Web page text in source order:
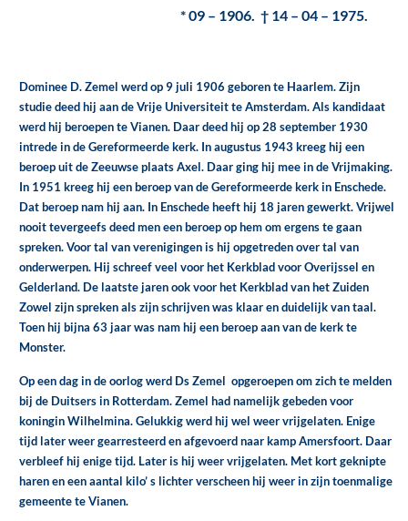
* 09 – 1906. † 14 – 04 – 1975.
Dominee D. Zemel werd op 9 juli 1906 geboren te Haarlem. Zijn
studie deed hij aan de Vrije Universiteit te Amsterdam. Als kandidaat
werd hij beroepen te Vianen. Daar deed hij op 28 september 1930
intrede in de Gereformeerde kerk. In augustus 1943 kreeg hij een
beroep uit de Zeeuwse plaats Axel. Daar ging hij mee in de Vrijmaking.
In 1951 kreeg hij een beroep van de Gereformeerde kerk in Enschede.
Dat beroep nam hij aan. In Enschede heeft hij 18 jaren gewerkt. Vrijwel
nooit tevergeefs deed men een beroep op hem om ergens te gaan
spreken. Voor tal van verenigingen is hij opgetreden over tal van
onderwerpen. Hij schreef veel voor het Kerkblad voor Overijssel en
Gelderland. De laatste jaren ook voor het Kerkblad van het Zuiden
Zowel zijn spreken als zijn schrijven was klaar en duidelijk van taal.
Toen hij bijna 63 jaar was nam hij een beroep aan van de kerk te
Monster.
Op een dag in de oorlog werd Ds Zemel opgeroepen om zich te melden
bij de Duitsers in Rotterdam. Zemel had namelijk gebeden voor
koningin Wilhelmina. Gelukkig werd hij wel weer vrijgelaten. Enige
tijd later weer gearresteerd en afgevoerd naar kamp Amersfoort. Daar
verbleef hij enige tijd. Later is hij weer vrijgelaten. Met kort geknipte
haren en een aantal kilo’ s lichter verscheen hij weer in zijn toenmalige
gemeente te Vianen.